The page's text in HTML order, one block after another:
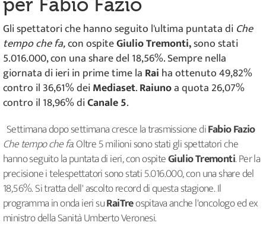
per Fabio Fazio
Gli spettatori che hanno seguito l'ultima puntata di Che
tempo che fa,con ospiteGiulio Tremonti,sono stati
5.016.000, con una share del 18,56%. Sempre nella
giornata di ieri in prime time la Rai ha ottenuto 49,82%
contro il 36,61% deiMediaset.Raiunoa quota 26,07%
contro il 18,96% diCanale 5.
Settimana dopo settimana cresce la trasmissione diFabio Fazio
Che tempo che fa. Oltre 5 milioni sono stati gli spettatori che
hanno seguito la puntata di ieri, con ospiteGiulio Tremonti. Per la
precisione i telespettatori sono stati 5.016.000, con una share del
18,56%. Si tratta dell' ascolto record di questa stagione. Il
programma in onda ieri suRaiTreospitava anche l'oncologo ed ex
ministro della Sanità Umberto Veronesi.